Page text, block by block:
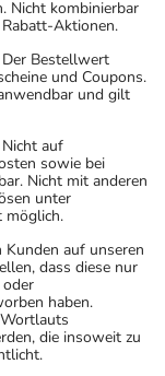
Nicht kombinierbar
Aktionen.
Bestellwert
und Coupons.
und gilt
auf
sowie bei
Nicht mit anderen
unter
möglich.
auf unseren
dass diese nur
haben.
die insoweit zu